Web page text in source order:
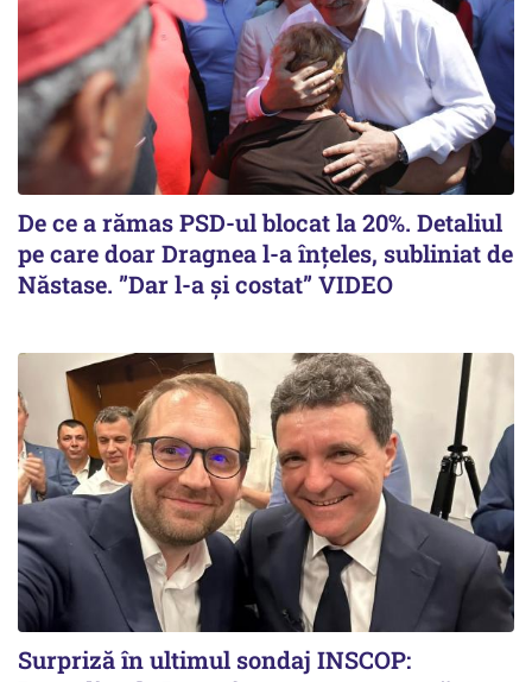
De ce a rămas PSD-ul blocat la 20%. Detaliul
pe care doar Dragnea l-a înțeles, subliniat de
Năstase. ”Dar l-a și costat” VIDEO
Surpriză în ultimul sondaj INSCOP: